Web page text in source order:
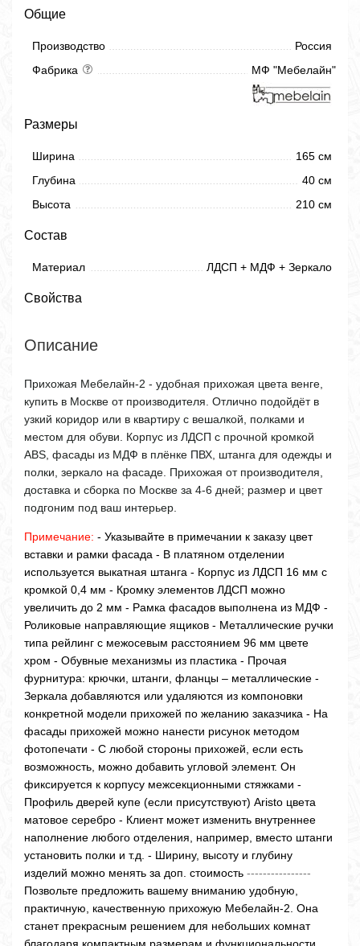
Общие
Производство
Россия
Фабрика
МФ "Мебелайн"
Размеры
Ширина
165 см
Глубина
40 см
Высота
210 см
Состав
Материал ЛДСП + МДФ + Зеркало
Свойства
Описание
Прихожая Мебелайн-2 - удобная прихожая цвета венге,
купить в Москве от производителя. Отлично подойдёт в
узкий коридор или в квартиру с вешалкой, полками и
местом для обуви. Корпус из ЛДСП с прочной кромкой
ABS, фасады из МДФ в плёнке ПВХ, штанга для одежды и
полки, зеркало на фасаде. Прихожая от производителя,
доставка и сборка по Москве за 4-6 дней; размер и цвет
подгоним под ваш интерьер.
Примечание: - Указывайте в примечании к заказу цвет
вставки и рамки фасада - В платяном отделении
используется выкатная штанга - Корпус из ЛДСП 16 мм с
кромкой 0,4 мм - Кромку элементов ЛДСП можно
увеличить до 2 мм - Рамка фасадов выполнена из МДФ -
Роликовые направляющие ящиков - Металлические ручки
типа рейлинг с межосевым расстоянием 96 мм цвете
хром - Обувные механизмы из пластика - Прочая
фурнитура: крючки, штанги, фланцы – металлические -
Зеркала добавляются или удаляются из компоновки
конкретной модели прихожей по желанию заказчика - На
фасады прихожей можно нанести рисунок методом
фотопечати - С любой стороны прихожей, если есть
возможность, можно добавить угловой элемент. Он
фиксируется к корпусу межсекционными стяжками -
Профиль дверей купе (если присутствуют) Aristo цвета
матовое серебро - Клиент может изменить внутреннее
наполнение любого отделения, например, вместо штанги
установить полки и т.д. - Ширину, высоту и глубину
изделий можно менять за доп. стоимость ----------------
Позвольте предложить вашему вниманию удобную,
практичную, качественную прихожую Мебелайн-2. Она
станет прекрасным решением для небольших комнат